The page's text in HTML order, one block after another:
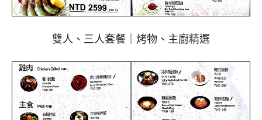
雙人、三人套餐｜烤物、主廚精選